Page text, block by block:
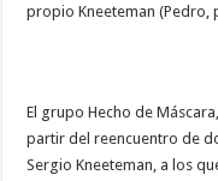
propio Kneeteman (Pedro,
El grupo Hecho de
partir del reencuentro de
Sergio Kneeteman, a los